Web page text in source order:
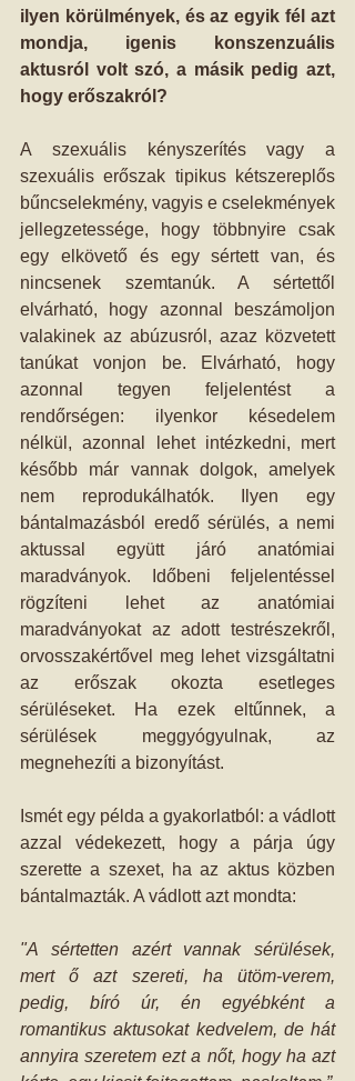
ilyen körülmények, és az egyik fél azt
mondja, igenis konszenzuális
aktusról volt szó, a másik pedig azt,
hogy erőszakról?
A szexuális kényszerítés vagy a
szexuális erőszak tipikus kétszereplős
bűncselekmény, vagyis e cselekmények
jellegzetessége, hogy többnyire csak
egy elkövető és egy sértett van, és
nincsenek szemtanúk. A sértettől
elvárható, hogy azonnal beszámoljon
valakinek az abúzusról, azaz közvetett
tanúkat vonjon be. Elvárható, hogy
azonnal tegyen feljelentést a
rendőrségen: ilyenkor késedelem
nélkül, azonnal lehet intézkedni, mert
később már vannak dolgok, amelyek
nem reprodukálhatók. Ilyen egy
bántalmazásból eredő sérülés, a nemi
aktussal együtt járó anatómiai
maradványok. Időbeni feljelentéssel
rögzíteni lehet az anatómiai
maradványokat az adott testrészekről,
orvosszakértővel meg lehet vizsgáltatni
az erőszak okozta esetleges
sérüléseket. Ha ezek eltűnnek, a
sérülések meggyógyulnak, az
megnehezíti a bizonyítást.
Ismét egy példa a gyakorlatból: a vádlott
azzal védekezett, hogy a párja úgy
szerette a szexet, ha az aktus közben
bántalmazták. A vádlott azt mondta:
"A sértetten azért vannak sérülések,
mert ő azt szereti, ha ütöm-verem,
pedig, bíró úr, én egyébként a
romantikus aktusokat kedvelem, de hát
annyira szeretem ezt a nőt, hogy ha azt